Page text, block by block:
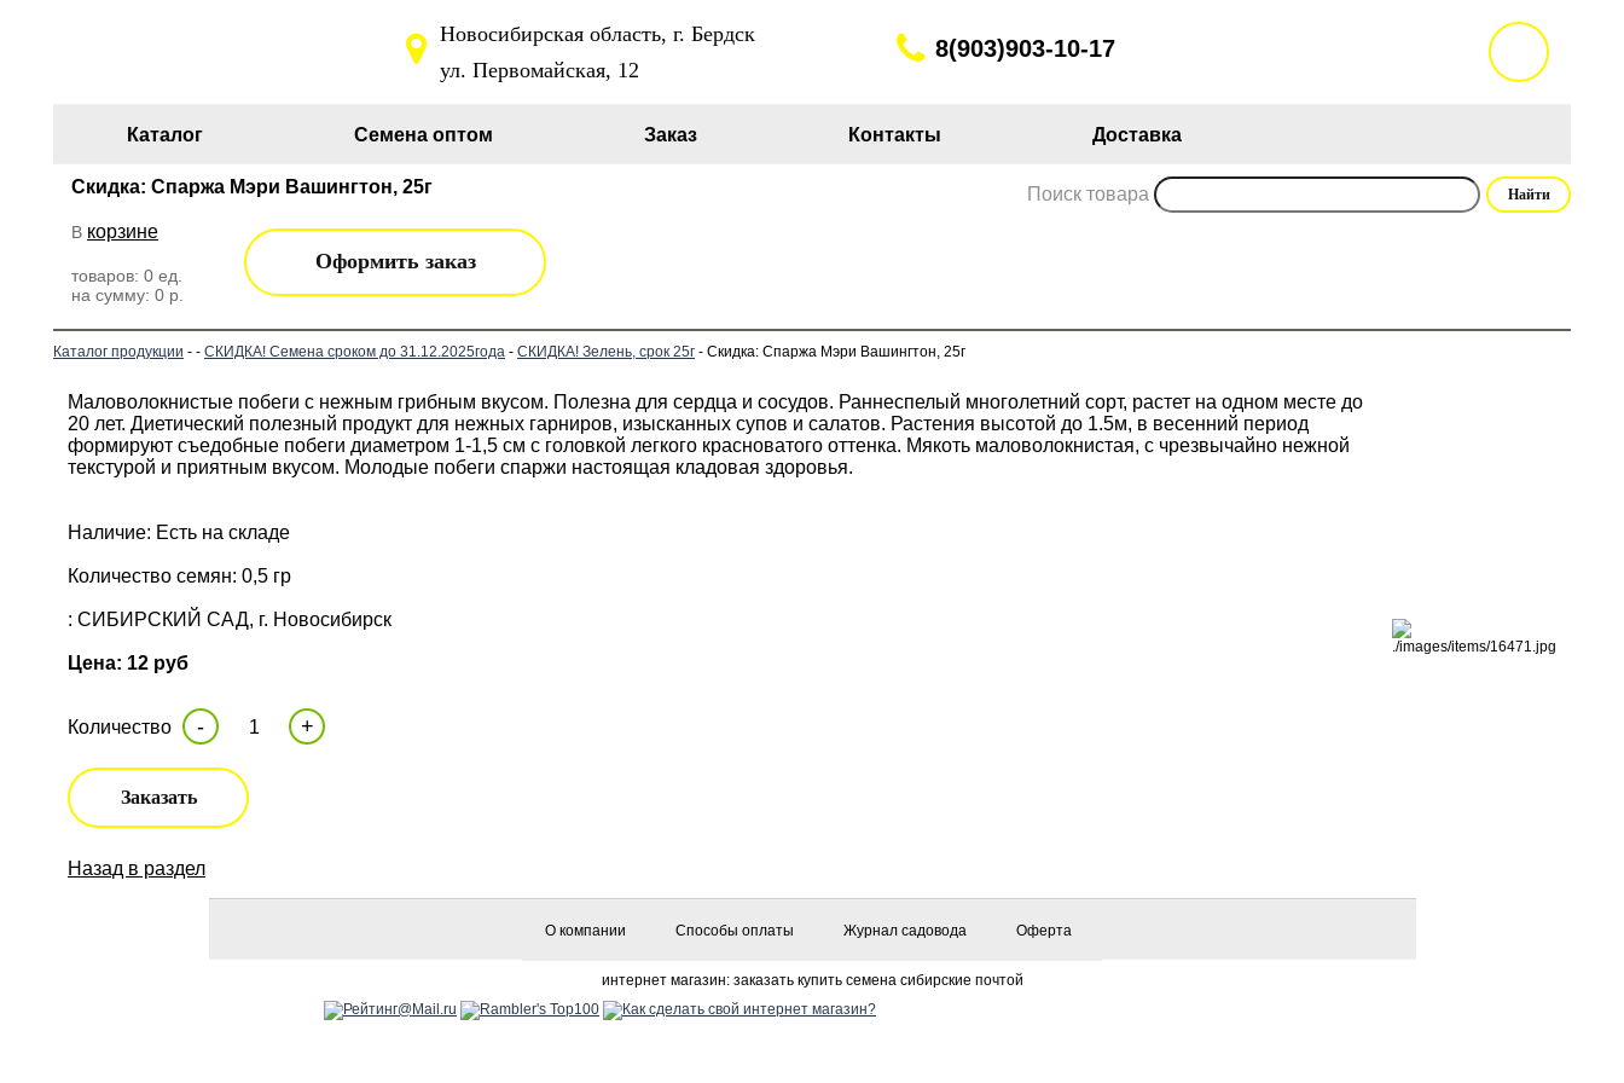
Новосибирская область, г. Бердск
ул. Первомайская, 12
8(903)903-10-17
Каталог Семена оптом Заказ Контакты Доставка
Поиск товара
Скидка: Спаржа Мэри Вашингтон, 25г
В корзине
товаров: 0 ед.
на сумму: 0 р.
Оформить заказ
Каталог продукции - - СКИДКА! Семена сроком до 31.12.2025года - СКИДКА! Зелень, срок 25г - Скидка: Спаржа Мэри Вашингтон, 25г
Маловолокнистые побеги с нежным грибным вкусом. Полезна для сердца и сосудов. Раннеспелый многолетний сорт, растет на одном месте до
20 лет. Диетический полезный продукт для нежных гарниров, изысканных супов и салатов. Растения высотой до 1.5м, в весенний период
формируют съедобные побеги диаметром 1-1,5 см с головкой легкого красноватого оттенка. Мякоть маловолокнистая, с чрезвычайно нежной
текстурой и приятным вкусом. Молодые побеги спаржи настоящая кладовая здоровья.
Наличие: Есть на складе
Количество семян: 0,5 гр
: СИБИРСКИЙ САД, г. Новосибирск
Цена: 12 руб
Количество - +
Заказать
Назад в раздел
О компании Способы оплаты Журнал садовода Оферта
интернет магазин: заказать купить семена сибирские почтой